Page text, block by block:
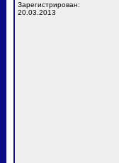
Зарегистрирован:
20.03.2013